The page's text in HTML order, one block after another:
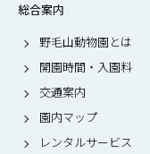
総合案内
野毛山動物園とは
開園時間・入園料
交通案内
園内マップ
レンタルサービス